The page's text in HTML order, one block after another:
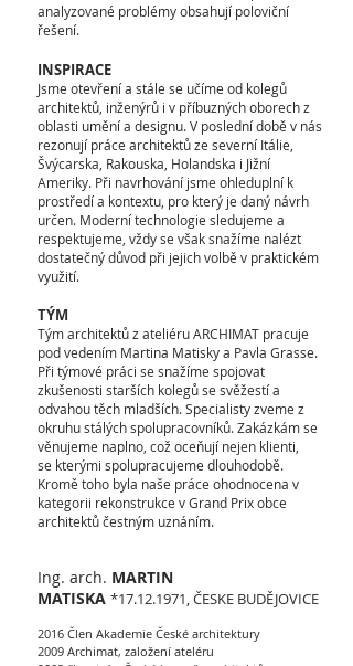
analyzované problémy obsahují poloviční
řešení.
INSPIRACE
Jsme otevření a stále se učíme od kolegů
architektů, inženýrů i v příbuzných oborech z
oblasti umění a designu.V poslední době v nás
rezonují práce architektů ze severní Itálie,
Švýcarska, Rakouska, Holandska i Jižní
Ameriky. Při navrhování jsme ohleduplní k
prostředí a kontextu, pro který je daný návrh
určen. Moderní technologie sledujeme a
respektujeme, vždy se však snažíme nalézt
dostatečný důvod při jejich volbě v praktickém
využití.
TÝM
Tým architektů z ateliéru ARCHIMAT pracuje
pod vedením Martina Matisky a Pavla Grasse.
Při týmové práci se snažíme spojovat
zkušenosti starších kolegů se svěžestí a
odvahou těch mladších. Specialisty zveme z
okruhu stálých spolupracovníků. Zakázkám se
věnujeme naplno, což oceňují nejen klienti,
se kterými spolupracujeme dlouhodobě.
Kromě toho byla naše práce ohodnocena v
kategorii rekonstrukce v Grand Prix obce
architektů čestným uznáním.
Ing. arch. MARTIN
MATISKA *17.12.1971, ČESKE BUDĚJOVICE
2016 Člen Akademie České architektury
2009 Archimat, založení ateléru